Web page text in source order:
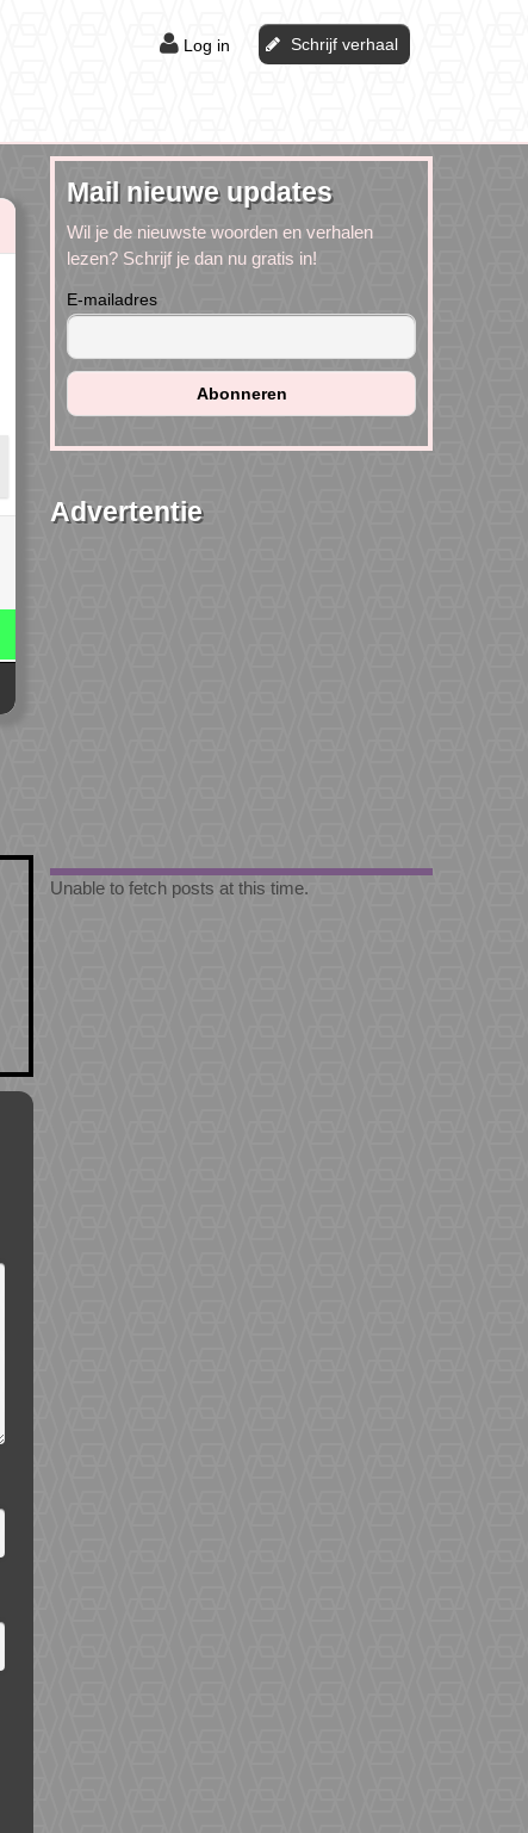
Log in Schrijf verhaal
Mail nieuwe updates
Wil je de nieuwste woorden en verhalen
lezen? Schrijf je dan nu gratis in!
E-mailadres
Advertentie
Unable to fetch posts at this time.